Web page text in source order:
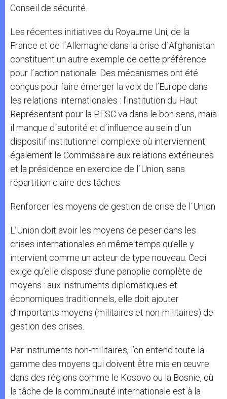
Conseil de sécurité.
Les récentes initiatives du Royaume Uni, de la
France et de l´Allemagne dans la crise d´Afghanistan
constituent un autre exemple de cette préférence
pour l´action nationale. Des mécanismes ont été
conçus pour faire émerger la voix de l’Europe dans
les relations internationales : l’institution du Haut
Représentant pour la PESC va dans le bon sens, mais
il manque d´autorité et d´influence au sein d´un
dispositif institutionnel complexe où interviennent
également le Commissaire aux relations extérieures
et la présidence en exercice de l´Union, sans
répartition claire des tâches.
Renforcer les moyens de gestion de crise de l´Union
L’Union doit avoir les moyens de peser dans les
crises internationales en même temps qu’elle y
intervient comme un acteur de type nouveau. Ceci
exige qu’elle dispose d’une panoplie complète de
moyens : aux instruments diplomatiques et
économiques traditionnels, elle doit ajouter
d’importants moyens (militaires et non-militaires) de
gestion des crises.
Par instruments non-militaires, l’on entend toute la
gamme des moyens qui doivent être mis en œuvre
dans des régions comme le Kosovo ou la Bosnie, où
la tâche de la communauté internationale est à la